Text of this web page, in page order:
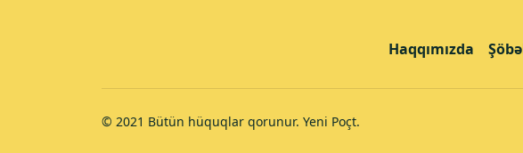
Haqqımızda
© 2021 Bütün hüquqlar qorunur. Yeni Poçt.